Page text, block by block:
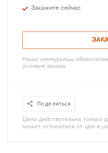
Закажите сейчас
Наши менеджеры
условия заказа
Поделиться
Цена действительна только
может отличаться от цен в